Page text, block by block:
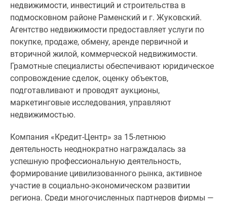
недвижимости, инвестиций и строительства в
подмосковном районе Раменский и г. Жуковский.
Агентство недвижимости предоставляет услуги по
покупке, продаже, обмену, аренде первичной и
вторичной жилой, коммерческой недвижимости.
Грамотные специалисты обеспечивают юридическое
сопровождение сделок, оценку объектов,
подготавливают и проводят аукционы,
маркетинговые исследования, управляют
недвижимостью.
Компания «Кредит-Центр» за 15-летнюю
деятельность неоднократно награждалась за
успешную профессиональную деятельность,
формирование цивилизованного рынка, активное
участие в социально-экономическом развитии
региона. Среди многочисленных партнеров фирмы —